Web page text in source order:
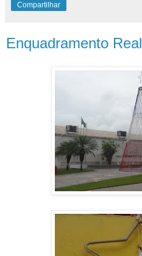
Compartilhar
Enquadramento Real